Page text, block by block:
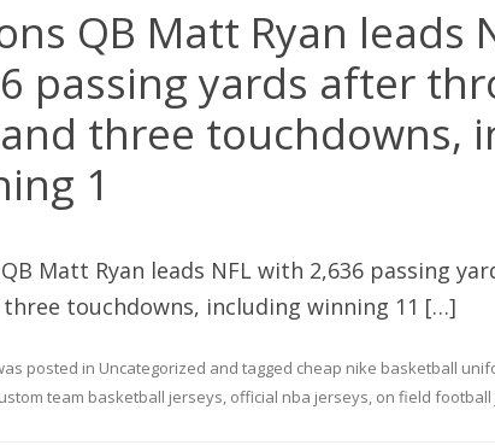
QB Matt Ryan leads
passing yards after
three touchdowns,
1
QB Matt Ryan leads NFL with 2,636 passing
three touchdowns, including winning 11 […]
posted in Uncategorized and tagged cheap nike basketball
team basketball jerseys, official nba jerseys, on field football